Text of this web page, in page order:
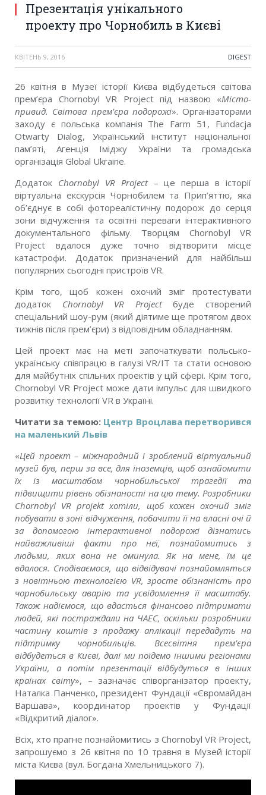
Презентація унікального
проекту про Чорнобиль в Києві
КВІТЕНЬ 9, 2016 DIGEST
26 квітня в Музеї історії Києва відбудеться світова
прем’єра Chornobyl VR Project під назвою «Місто-
привид. Світова прем’єра подорожі». Організаторами
заходу є польська компанія The Farm 51, Fundacja
Otwarty Dialog, Український інститут національної
пам’яті, Агенція Іміджу України та громадська
організація Global Ukraine.
Додаток Chornobyl VR Project– це перша в історії
віртуальна екскурсія Чорнобилем та Прип’яттю, яка
об’єднує в собі фотореалістичну подорож до серця
зони відчуження та освітні переваги інтерактивного
документального фільму. Творцям Chornobyl VR
Project вдалося дуже точно відтворити місце
катастрофи. Додаток призначений для найбільш
популярних сьогодні пристроїв VR.
Крім того, щоб кожен охочий зміг протестувати
додаток Chornobyl VR Projectбуде створений
спеціальний шоу-рум (який діятиме ще протягом двох
тижнів після прем’єри) з відповідним обладнанням.
Цей проект має на меті започаткувати польсько-
українську співпрацю в галузі VR/IT та стати основою
для майбутніх спільних проектів у цій сфері. Крім того,
Chornobyl VR Project може дати імпульс для швидкого
розвитку технології VR в Україні.
Читати за темою: Центр Вроцлава перетворився
на маленький Львів
«Цей проект – міжнародний і зроблений віртуальний
музей був, перш за все, для іноземців, щоб ознайомити
їх із масштабом чорнобильської трагедії та
підвищити рівень обізнаності на цю тему. Розробники
Chornobyl VR projekt хотіли, щоб кожен охочий зміг
побувати в зоні відчуження, побачити її на власні очі й
за допомогою інтерактивної подорожі дізнатись
найважливіші факти про неї, познайомитись з
людьми, яких вона не оминула. Як на мене, їм це
вдалося. Сподіваємося, що відвідувачі познайомляться
з новітньою технологією VR, зросте обізнаність про
чорнобильську аварію та усвідомлення її масштабу.
Також надіємося, що вдасться фінансово підтримати
людей, які постраждали на ЧАЕС, оскільки розробники
частину коштів з продажу аплікації передадуть на
підтримку чорнобильців. Всесвітня прем’єра
відбудеться в Києві, далі ми поїдемо іншими регіонами
України, а потім презентації відбудуться в інших
країнах світу», – зазначає співорганізатор проекту,
Наталка Панченко, президент Фундації «Євромайдан
Варшава», координатор проектів у Фундації
«Відкритий діалог».
Всіх, хто прагне познайомитись з Chornobyl VR Project,
запрошуємо з 26 квітня по 10 травня в Музей історії
міста Києва (вул. Богдана Хмельницького 7).